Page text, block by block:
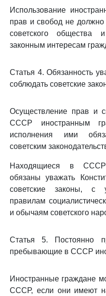
Использование
прав и свобод не
советского общества
законным интересам
Статья 4. Обязанность
соблюдать советские
Осуществление прав и
СССР иностранным
исполнения ими
советским
Находящиеся в СССР
обязаны уважать
советские законы, с
правилам
и обычаям советского
Статья 5. Постоянно
пребывающие в СССР
Иностранные граждане
СССР, если они имеют